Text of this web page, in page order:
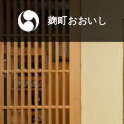
麹町おおいし